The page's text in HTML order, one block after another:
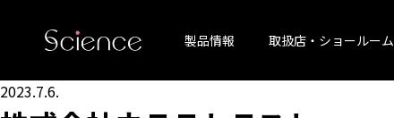
製品情報 取扱店・ショールーム
2023.7.6.